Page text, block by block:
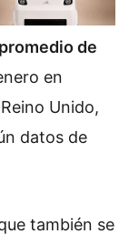
de
en
Unido,
datos de
también se